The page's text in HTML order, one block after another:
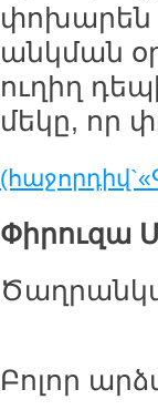
փոխարեն
անկման
ուղիղ
մեկը, որ
Փիրուզա
Բոլոր